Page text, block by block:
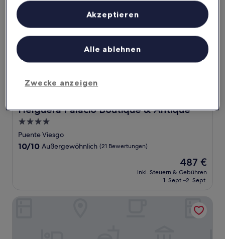
Helguera Palacio Boutique & Antique
Helguera Palacio Boutique & Antique
4.0-
Sterne-
Unterkunft
Puente Viesgo
10.0
10/10 Außergewöhnlich (21 Bewertungen)
Der
Preis
beträgt
487 €
inkl. Steuern & Gebühren
1. Sept.–2. Sept.
Inhalte, Messung von Werbeleistung und der Performance von Inhalten,
Zielgruppenforschung sowie Entwicklung und Verbesserung von
Liste der Partner (Lieferanten)
Zwecke anzeigen
Alle ablehnen
Akzeptieren